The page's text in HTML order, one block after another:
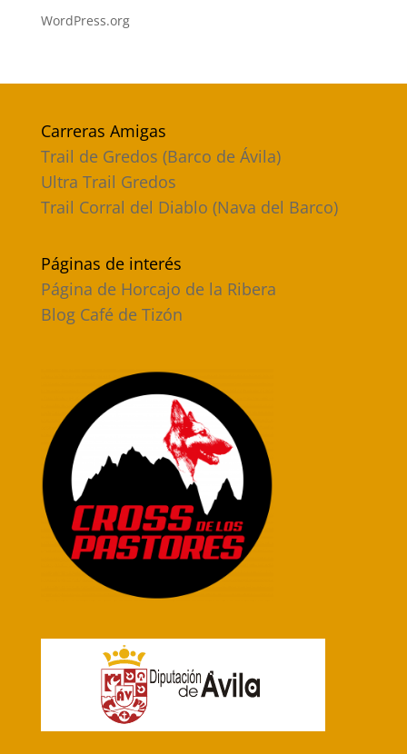
WordPress.org
Carreras Amigas
Trail de Gredos (Barco de Ávila)
Ultra Trail Gredos
Trail Corral del Diablo (Nava del Barco)
Páginas de interés
Página de Horcajo de la Ribera
Blog Café de Tizón